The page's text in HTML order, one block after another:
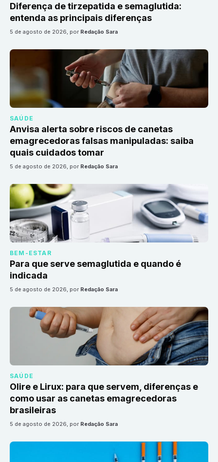
Diferença de tirzepatida e semaglutida:
entenda as principais diferenças
5 de agosto de 2026, por Redação Sara
SAÚDE
Anvisa alerta sobre riscos de canetas
emagrecedoras falsas manipuladas: saiba
quais cuidados tomar
5 de agosto de 2026, por Redação Sara
BEM-ESTAR
Para que serve semaglutida e quando é
indicada
5 de agosto de 2026, por Redação Sara
SAÚDE
Olire e Lirux: para que servem, diferenças e
como usar as canetas emagrecedoras
brasileiras
5 de agosto de 2026, por Redação Sara